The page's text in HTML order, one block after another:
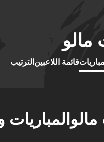
مبارياتقائمة اللاعبين الترتيب